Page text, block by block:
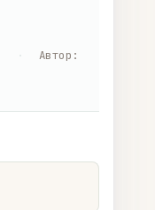
Автор :